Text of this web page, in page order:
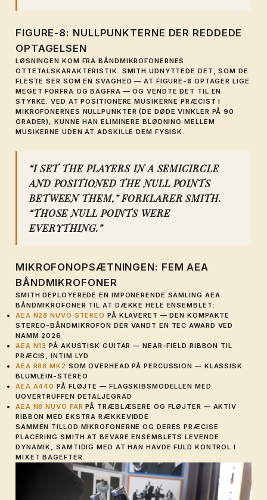
FIGURE-8: NULLPUNKTERNE DER REDDEDE
OPTAGELSEN
LØSNINGEN KOM FRA BÅNDMIKROFONERNES
OTTETALSKARAKTERISTIK. SMITH UDNYTTEDE DET, SOM DE
FLESTE SER SOM EN SVAGHED — AT FIGURE-8 OPTAGER LIGE
MEGET FORFRA OG BAGFRA — OG VENDTE DET TIL EN
STYRKE. VED AT POSITIONERE MUSIKERNE PRÆCIST I
MIKROFONERNES NULLPUNKTER (DE DØDE VINKLER PÅ 90
GRADER), KUNNE HAN ELIMINERE BLØDNING MELLEM
MUSIKERNE UDEN AT ADSKILLE DEM FYSISK.
“I SET THE PLAYERS IN A SEMICIRCLE
AND POSITIONED THE NULL POINTS
BETWEEN THEM,” FORKLARER SMITH.
“THOSE NULL POINTS WERE
EVERYTHING.”
MIKROFONOPSÆTNINGEN: FEM AEA
BÅNDMIKROFONER
SMITH DEPLOYEREDE EN IMPONERENDE SAMLING AEA
BÅNDMIKROFONER TIL AT DÆKKE HELE ENSEMBLET:
AEA N28 NUVO STEREO PÅ KLAVERET — DEN KOMPAKTE
STEREO-BÅNDMIKROFON DER VANDT EN TEC AWARD VED
NAMM 2026
AEA N13 PÅ AKUSTISK GUITAR — NEAR-FIELD RIBBON TIL
PRÆCIS, INTIM LYD
AEA R88 MK2 SOM OVERHEAD PÅ PERCUSSION — KLASSISK
BLUMLEIN-STEREO
AEA A440 PÅ FLØJTE — FLAGSKIBSMODELLEN MED
UOVERTRUFFEN DETALJEGRAD
AEA N8 NUVO FAR PÅ TRÆBLÆSERE OG FLØJTER — AKTIV
RIBBON MED EKSTRA RÆKKEVIDDE
SAMMEN TILLOD MIKROFONERNE OG DERES PRÆCISE
PLACERING SMITH AT BEVARE ENSEMBLETS LEVENDE
DYNAMIK, SAMTIDIG MED AT HAN HAVDE FULD KONTROL I
MIXET BAGEFTER.